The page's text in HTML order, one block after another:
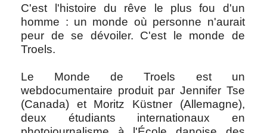
C'est l'histoire du rêve le plus fou d'un
homme : un monde où personne n'aurait
peur de se dévoiler. C'est le monde de
Troels.
Le Monde de Troels est un
webdocumentaire produit par Jennifer Tse
(Canada) et Moritz Küstner (Allemagne),
deux étudiants internationaux en